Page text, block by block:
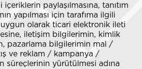
paylaşılmasına, tanıtım
yapılması için tarafıma ilgili
olarak ticari elektronik ileti
iletişim bilgilerimin, kimlik
pazarlama bilgilerimin mal /
ve reklam / kampanya /
süreçlerinin yürütülmesi adına